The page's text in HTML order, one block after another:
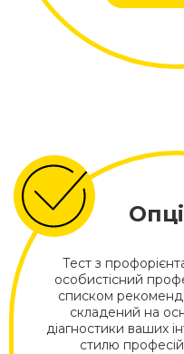
Тест з
особистісний
списком
складений на
діагностики ваших
стилю